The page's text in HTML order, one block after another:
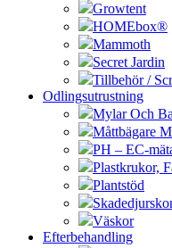
Growtent
HOMEbox®
Mammoth
Secret Jardin
Tillbehör /
Odlingsutrustning
Mylar Och
Måttbägare
PH – EC-
Plastkrukor,
Plantstöd
Väskor
Efterbehandling